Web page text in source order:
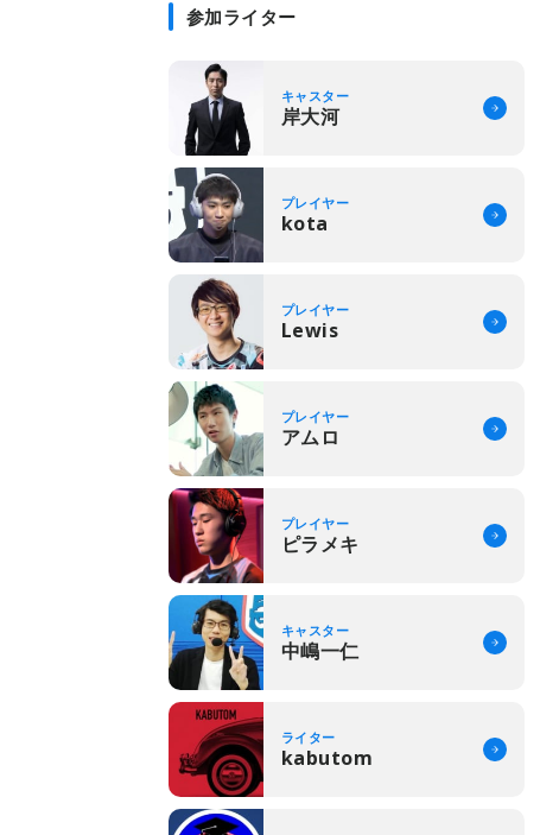
参加ライター
キャスター
岸大河
プレイヤー
kota
プレイヤー
Lewis
プレイヤー
アムロ
プレイヤー
ピラメキ
キャスター
中嶋一仁
ライター
kabutom